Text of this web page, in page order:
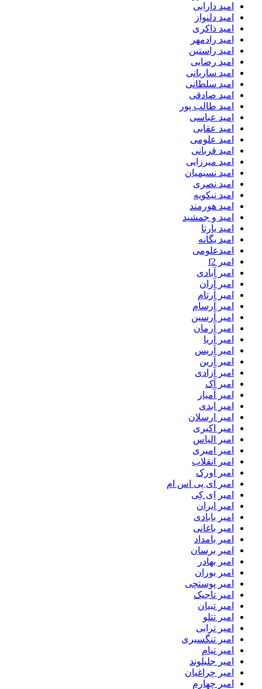
امید دارابی
امید دلنواز
امید ذاکری
امید رادمهر
امید راستین
امید رضایی
امید ساربانی
امید سلطانی
امید صادقی
امید طالب پور
امید عباسی
امید عقابی
امید علومی
امید قربانی
امید میرزایی
امید نسیمیان
امید نصری
امید نیکویه
امید هورمند
امید و جمشید
امید یارتا
امید یگانه
امیدعلومی
امیر f2
امیر آبادی
امیر آران
امیر آرتام
امیر آرسام
امیر آرسین
امیر آرمان
امیر آریا
امیر آریس
امیر آرین
امیر آزادی
امیر آک
امیر آمیار
امیر ابدی
امیر ارسلان
امیر اکبری
امیر الیاس
امیر امیری
امیر انقلاب
امیر اورک
امیر ای پی اس ام
امیر اِی کِی
امیر ایران
امیر بابادی
امیر باغانی
امیر بامداد
امیر برسان
امیر بهادر
امیر بوران
امیر پوستچی
امیر تاجیک
امیر تبیان
امیر تتلو
امیر ترابی
امیر تنگسیری
امیر تیام
امیر جلیلوند
امیر چراغیان
امیر چهارم